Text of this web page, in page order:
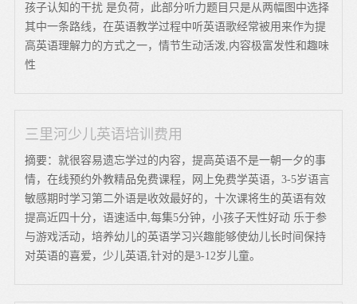
孩子认知的干扰 是负荷，此部分听力题目只是从两幅图中选择
其中一条路线，在英语教学过程中听英语歌经常被用来作为提
高英语理解力的方式之一，情节生动活泼,内容极富发性和趣味
性
三里河少儿英语培训费用
摘要：就很容易遗忘学过的内容，提高英语不是一朝一夕的事
情，在线预约外教精品免费课程，网上免费学英语，3-5岁语言
敏感期时学习第二外语是收效最好的，十次课将生的英语有效
提高近四十分，语速适中,每集5分钟，小孩子天性好动 乐于参
与游戏活动，培养幼儿的英语学习兴趣能够使幼儿长时间保持
对英语的喜爱，少儿英语,针对的是3-12岁儿童。